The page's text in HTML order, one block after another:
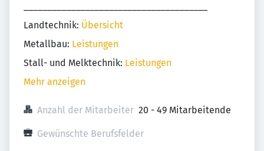
Landtechnik: Übersicht
Metallbau: Leistungen
Stall- und Melktechnik: Leistungen
Mehr anzeigen
Anzahl der Mitarbeiter 20 - 49 Mitarbeitende
Gewünschte Berufsfelder